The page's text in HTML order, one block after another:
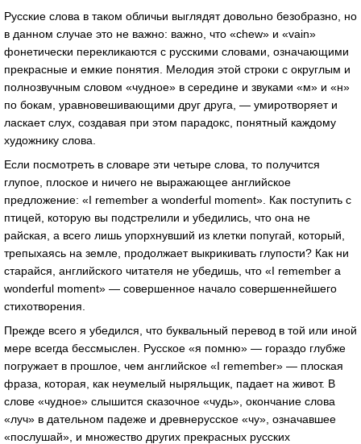
Русские слова в таком обличьи выглядят довольно безобразно, но
в данном случае это не важно: важно, что «chew» и «vain»
фонетически перекликаются с русскими словами, означающими
прекрасные и емкие понятия. Мелодия этой строки с округлым и
полнозвучным словом «чудное» в середине и звуками «м» и «н»
по бокам, уравновешивающими друг друга, — умиротворяет и
ласкает слух, создавая при этом парадокс, понятный каждому
художнику слова.
Если посмотреть в словаре эти четыре слова, то получится
глупое, плоское и ничего не выражающее английское
предложение: «I remember a wonderful moment». Как поступить с
птицей, которую вы подстрелили и убедились, что она не
райская, а всего лишь упорхнувший из клетки попугай, который,
трепыхаясь на земле, продолжает выкрикивать глупости? Как ни
старайся, английского читателя не убедишь, что «I remember a
wonderful moment» — совершенное начало совершеннейшего
стихотворения.
Прежде всего я убедился, что буквальный перевод в той или иной
мере всегда бессмыслен. Русское «я помню» — гораздо глубже
погружает в прошлое, чем английское «I remember» — плоская
фраза, которая, как неумелый ныряльщик, падает на живот. В
слове «чудное» слышится сказочное «чудь», окончание слова
«луч» в дательном падеже и древнерусское «чу», означавшее
«послушай», и множество других прекрасных русских